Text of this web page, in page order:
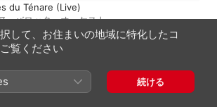
du Ténare (Live)
・バロック・オーケスト
ーガン 、Marc
de détruire (Live)
Philharmonia
、 ニコラス・マギーガン
1:18
して、お住まいの地域に特化したコ
覧ください
続ける